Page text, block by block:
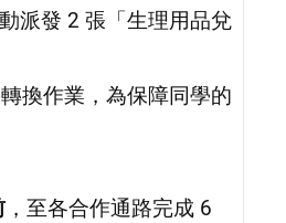
派發 2 張「生理用品兌
換作業，為保障同學的
，至各合作通路完成 6